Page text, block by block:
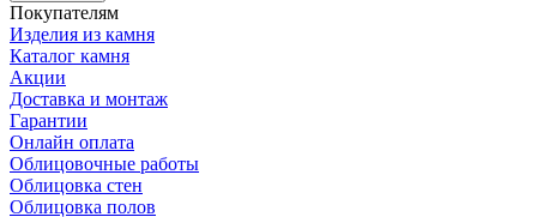
Покупателям
Изделия из камня
Каталог камня
Акции
Доставка и монтаж
Гарантии
Онлайн оплата
Облицовочные работы
Облицовка стен
Облицовка полов